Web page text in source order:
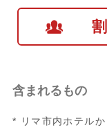
含まれるもの
* リマ市内ホテル